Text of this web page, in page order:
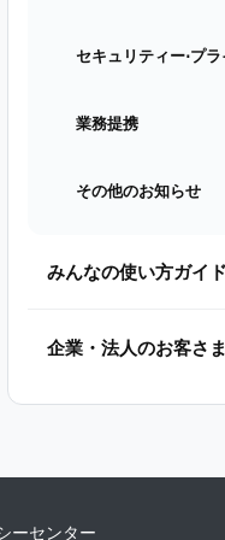
セキュリティー⋅プ
業務提携
その他のお知らせ
みんなの使い方ガイド
企業・法人のお客さま
ーセンター